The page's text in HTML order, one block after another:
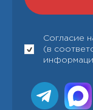
Согласие
(в